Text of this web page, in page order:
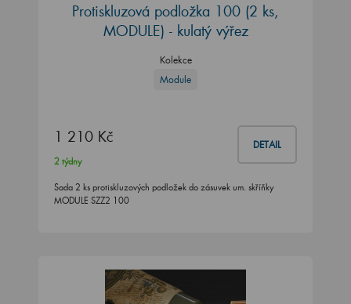
Protiskluzová podložka 100 (2 ks,
MODULE) - kulatý výřez
Kolekce
Module
1 210 Kč DETAIL
2 týdny
Sada 2 ks protiskluzových podložek do zásuvek um. skříňky
MODULE SZZ2 100